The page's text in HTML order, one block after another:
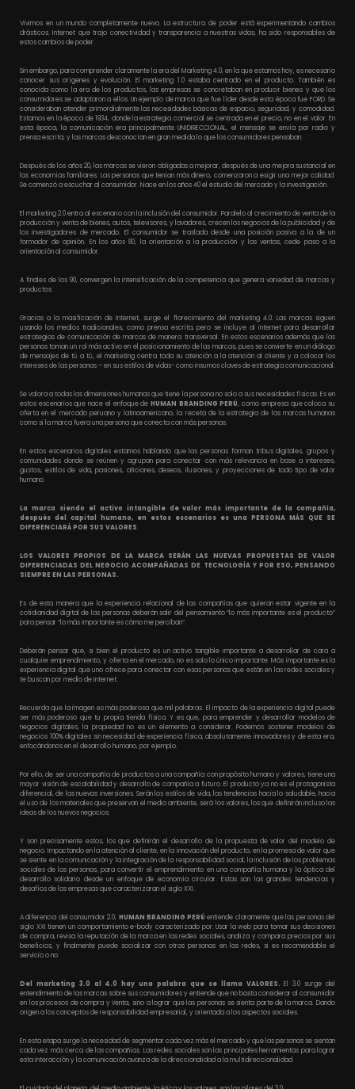
Vivimos en un mundo completamente nuevo. La estructura de poder está experimentando cambios
drásticos. Internet que trajo conectividad y transparencia a nuestras vidas, ha sido responsables de
estos cambios de poder.
Sin embargo, para comprender claramente la era del Marketing 4.0, en la que estamos hoy, es necesario
conocer sus orígenes y evolución. El marketing 1.0 estaba centrado en el producto. También es
conocida como la era de los productos, las empresas se concretaban en producir bienes y que los
consumidores se adaptaron a ellos. Un ejemplo de marca que fue líder desde esta época fue FORD. Se
consideraban atender primordialmente las necesidades básicas de espacio, seguridad, y comodidad.
Estamos en la época de 1934, donde la estrategia comercial se centrada en el precio, no en el valor. En
esta época, la comunicación era principalmente UNIDIRECCIONAL, el mensaje se envía por radio y
prensa escrita; y las marcas desconocían en gran medida lo que los consumidores pensaban.
Después de los años 20, las marcas se vieron obligadas a mejorar, después de una mejora sustancial en
las economías familiares. Las personas que tenían más dinero, comenzaron a exigir una mejor calidad.
Se comenzó a escuchar al consumidor. Nace en los años 40 el estudio del mercado y la investigación.
El marketing 2.0 entra al escenario con la inclusión del consumidor. Paralelo al crecimiento de venta de la
producción y venta de bienes, autos, televisores, y lavadores, crecen los negocios de la publicidad y de
los investigadores de mercado. El consumidor se traslada desde una posición pasiva a la de un
formador de opinión. En los años 80, la orientación a la producción y las ventas, cede paso a la
orientación al consumidor.
A finales de los 90, convergen la intensificación de la competencia que genera variedad de marcas y
productos.
Gracias a la masificación de Internet, surge el florecimiento del marketing 4.0. Las marcas siguen
usando los medios tradicionales, como prensa escrita, pero se incluye al internet para desarrollar
estrategias de comunicación de marcas de manera transversal. En estos escenarios además que las
personas toman un rol más activo en el posicionamiento de las marcas, pues se convierte en un diálogo
de mensajes de tú a tú, el marketing centra toda su atención a la atención al cliente y a colocar los
intereses de las personas – en sus estilos de vidas- como insumos claves de estrategia comunicacional.
Se valora a todas las dimensiones humanas que tiene la persona no solo a sus necesidades físicas. Es en
estos escenarios que nace el enfoque de HUMAN BRANDING PERÚ, como empresa que coloca su
oferta en el mercado peruano y latinoamericano, la receta de la estrategia de las marcas humanas
como si la marca fuera una persona que conecta con más personas.
En estos escenarios digitales estamos hablando que las personas forman tribus digitales, grupos y
comunidades donde se reúnen y agrupan para conectar con más relevancia en base a intereses,
gustos, estilos de vida, pasiones, aficiones, deseos, ilusiones, y proyecciones de todo tipo de valor
humano.
La marca siendo el activo intangible de valor más importante de la compañía,
después del capital humano, en estos escenarios es una PERSONA MÁS QUE SE
DIFERENCIARÁ POR SUS VALORES.
LOS VALORES PROPIOS DE LA MARCA SERÁN LAS NUEVAS PROPUESTAS DE VALOR
DIFERENCIADAS DEL NEGOCIO ACOMPAÑADAS DE TECNOLOGÍA Y POR ESO, PENSANDO
SIEMPRE EN LAS PERSONAS.
Es de esta manera que la experiencia relacional de las compañías que quieran estar vigente en la
cotidianidad digital de las personas deberán salir del pensamiento “lo más importante es el producto”
para pensar “lo más importante es cómo me perciban”.
Deberán pensar que, si bien el producto es un activo tangible importante a desarrollar de cara a
cualquier emprendimiento, y oferta en el mercado, no es solo lo único importante. Más importante es la
experiencia digital que uno ofrece para conectar con esas personas que están en las redes sociales y
te buscan por medio de Internet.
Recuerda que la imagen es más poderosa que mil palabras. El impacto de la experiencia digital puede
ser más poderoso que tu propia tienda física. Y es que, para emprender y desarrollar modelos de
negocios digitales, la propiedad no es un elemento a considerar. Podemos sostener modelos de
negocios 100% digitales sin necesidad de experiencia física, absolutamente innovadores y de esta era,
enfocándonos en el desarrollo humano, por ejemplo.
Por ello, de ser una compañía de productos a una compañía con propósito humano y valores, tiene una
mayor visión de escalabilidad y desarrollo de compañía a futuro. El producto ya no es el protagonista
diferencial, de las nuevas inversiones. Serán los estilos de vida, las tendencias hacia lo saludable, hacia
el uso de los materiales que preservan el medio ambiente, será los valores, los que definirán incluso las
ideas de los nuevos negocios.
Y son precisamente estos, los que definirán el desarrollo de la propuesta de valor del modelo de
negocio. Impactando en la atención al cliente, en la innovación del producto, en la promesa de valor que
se siente en la comunicación y la integración de la responsabilidad social, la inclusión de los problemas
sociales de las personas, para convertir el emprendimiento en una compañía humana y la óptica del
desarrollo solidario desde un enfoque de economía circular. Estas son las grandes tendencias y
desafíos de las empresas que caracterizaran el siglo XXI.
A diferencia del consumidor 2.0, HUMAN BRANDING PERÚ entiende claramente que las personas del
siglo XXI tienen un comportamiento e-body caracterizado por: Usar la web para tomar sus decisiones
de compra, revisa la reputación de la marca en las redes sociales, analiza y compara precios por sus
beneficios, y finalmente puede socializar con otras personas en las redes, si es recomendable el
servicio o no.
Del marketing 3.0 al 4.0 hay una palabra que se llama VALORES. El 3.0 surge del
entendimiento de las marcas sobre sus consumidores y entiende que no basta considerar al consumidor
en los procesos de compra y venta, sino a lograr que las personas se sienta parte de la marca. Dando
origen a los conceptos de responsabilidad empresarial, y orientada a los aspectos sociales.
En esta etapa surge la necesidad de segmentar cada vez más el mercado y que las personas se sientan
cada vez más cerca de las compañías. Las redes sociales son las principales herramientas para lograr
esta interacción y la comunicación avanza de la direccionalidad a la multidireccionalidad.